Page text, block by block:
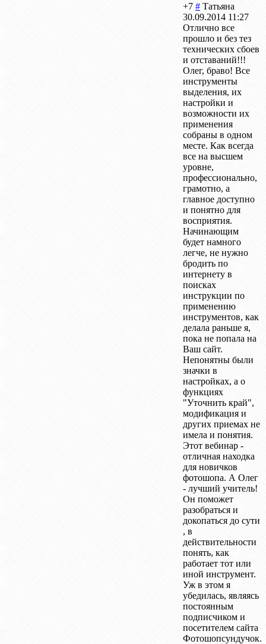
+7 # Татьяна
30.09.2014 11:27
Отлично все
прошло и без тез
технических сбоев
и отставаний!!!
Олег, браво! Все
инструменты
выделения, их
настройки и
возможности их
применения
собраны в одном
месте. Как всегда
все на высшем
уровне,
профессионально,
грамотно, а
главное доступно
и понятно для
восприятия.
Начинающим
будет намного
легче, не нужно
бродить по
интернету в
поисках
инструкции по
применению
инструментов, как
делала раньше я,
пока не попала на
Ваш сайт.
Непонятны были
значки в
настройках, а о
функциях
"Уточнить край",
модификация и
других приемах не
имела и понятия.
Этот вебинар -
отличная находка
для новичков
фотошопа. А Олег
- лучший учитель!
Он поможет
разобраться и
докопаться до сути
, в
действительности
понять, как
работает тот или
иной инструмент.
Уж в этом я
убедилась, являясь
постоянным
подписчиком и
посетителем сайта
Фотошопсундучок.